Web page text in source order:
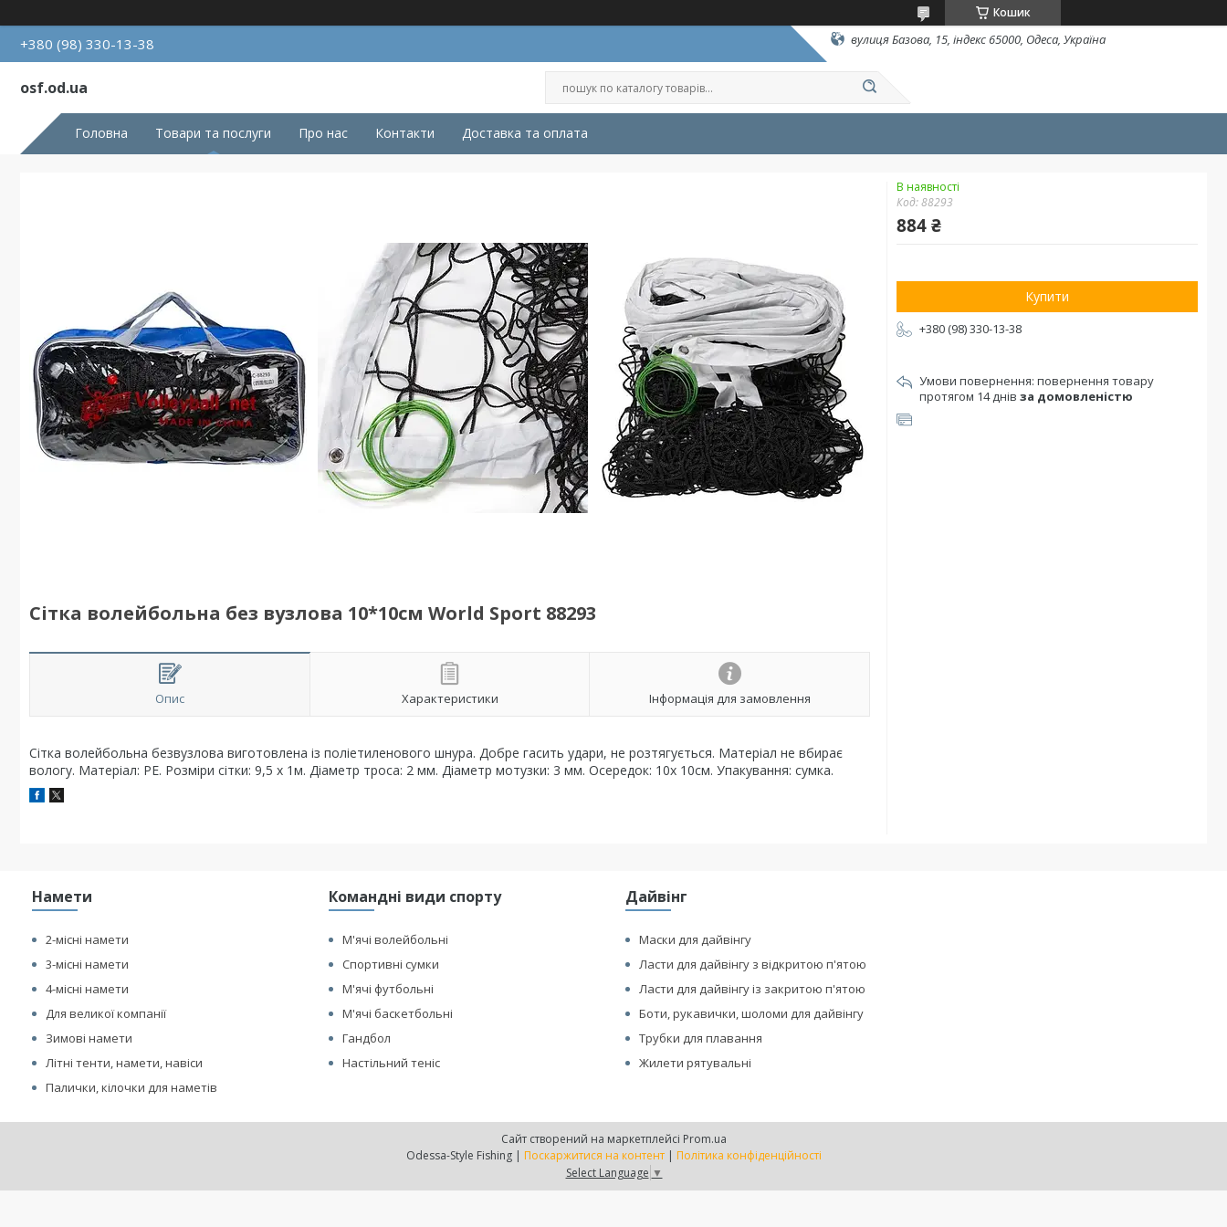
Кошик
+380 (98) 330-13-38 вулиця Базова, 15, індекс 65000, Одеса, Україна
osf.od.ua
Головна Товари та послуги Про нас Контакти Доставка та оплата
Сітка волейбольна без вузлова 10*10см World Sport 88293
Опис Характеристики Інформація для замовлення
Сітка волейбольна безвузлова виготовлена ​​із поліетиленового шнура. Добре гасить удари, не розтягується. Матеріал не вбирає
вологу. Матеріал: PE. Розміри сітки: 9,5 х 1м. Діаметр троса: 2 мм. Діаметр мотузки: 3 мм. Осередок: 10х 10см. Упакування: сумка.
В наявності
Код:88293
884 ₴
Купити
+380 (98) 330-13-38
повернення товару
протягом 14 днів за домовленістю
Намети
2-місні намети
3-місні намети
4-місні намети
Для великої компанії
Зимові намети
Літні тенти, намети, навіси
Палички, кілочки для наметів
Командні види спорту
М'ячі волейбольні
Спортивні сумки
М'ячі футбольні
М'ячі баскетбольні
Гандбол
Настільний теніс
Дайвінг
Маски для дайвінгу
Ласти для дайвінгу з відкритою п'ятою
Ласти для дайвінгу із закритою п'ятою
Боти, рукавички, шоломи для дайвінгу
Трубки для плавання
Жилети рятувальні
Сайт створений на маркетплейсі Prom.ua
Odessa-Style Fishing | Поскаржитися на контент | Політика конфіденційності
Select Language ▼